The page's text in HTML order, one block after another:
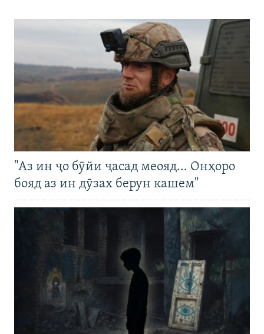
"Аз ин ҷо бӯйи ҷасад меояд… Онҳоро
бояд аз ин дӯзах берун кашем"